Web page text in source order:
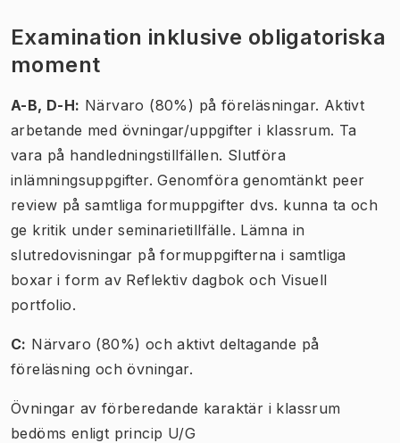
Examination inklusive obligatoriska
moment
A-B, D-H: Närvaro (80%) på föreläsningar. Aktivt
arbetande med övningar/uppgifter i klassrum. Ta
vara på handledningstillfällen. Slutföra
inlämningsuppgifter. Genomföra genomtänkt peer
review på samtliga formuppgifter dvs. kunna ta och
ge kritik under seminarietillfälle. Lämna in
slutredovisningar på formuppgifterna i samtliga
boxar i form av Reflektiv dagbok och Visuell
portfolio.
C: Närvaro (80%) och aktivt deltagande på
föreläsning och övningar.
Övningar av förberedande karaktär i klassrum
bedöms enligt princip U/G